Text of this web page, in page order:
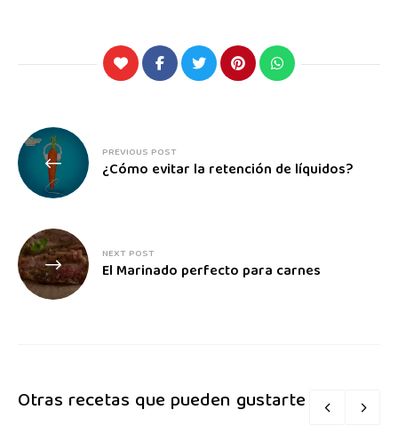
PREVIOUS POST
¿Cómo evitar la retención de líquidos?
NEXT POST
El Marinado perfecto para carnes
Otras recetas que pueden gustarte